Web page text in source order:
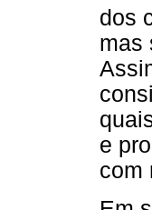
dos
mas
e
com